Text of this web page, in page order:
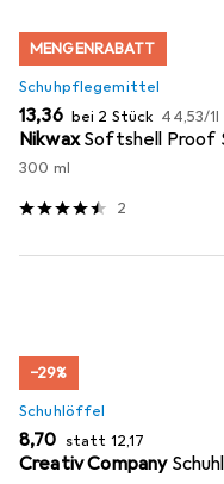
MENGENRABATT
Schuhpflegemittel
EUR
13,36 bei 2 Stück EUR
44,53/1l
Nikwax Softshell Proof
300 ml
2
−29%
Schuhlöffel
EUR
8,70 statt EUR
12,17
Creativ Company